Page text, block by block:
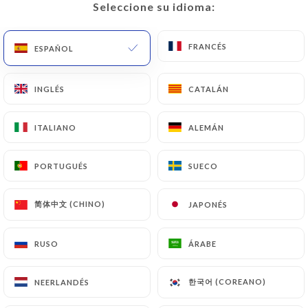
Seleccione su idioma:
ESPAÑOL FRANCÉS
INGLÉS CATALÁN
ITALIANO ALEMÁN
PORTUGUÉS SUECO
简体中文 (CHINO) JAPONÉS
RUSO ÁRABE
NEERLANDÉS 한국어 (COREANO)
INICIO/CONTACTO
Le Riad
Seleccione su idioma:
ESPAÑOL FRANCÉS
INGLÉS CATALÁN
ITALIANO ALEMÁN
PORTUGUÉS SUECO
简体中文 (CHINO) JAPONÉS
RUSO ÁRABE
NEERLANDÉS 한국어 (COREANO)